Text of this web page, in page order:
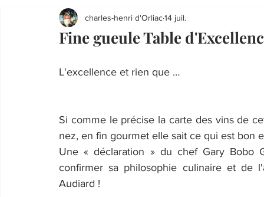
Fine gueule Table
charles-henri d'Orliac14 juil.
L'excellence et rien que …
Si comme le précise la carte des vins de
nez, en fin gourmet elle sait ce qui est bon
Une « déclaration » du chef Gary
confirmer sa philosophie culinaire et de
Audiard !